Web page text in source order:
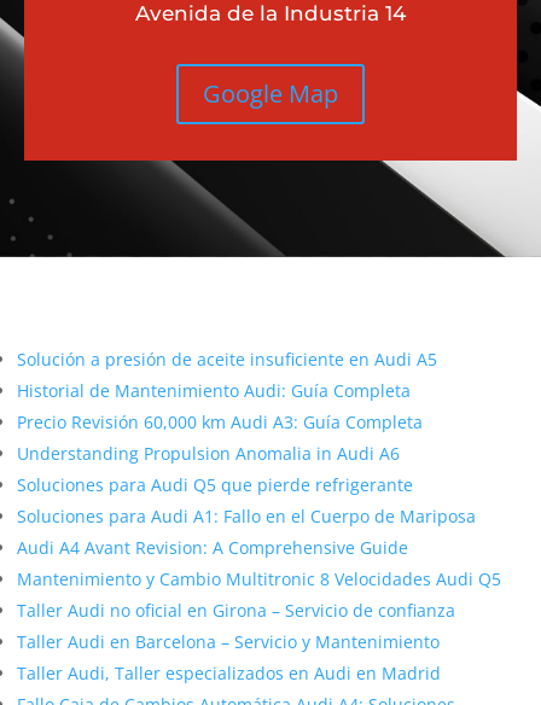
Avenida de la Industria 14
Google Map
Solución a presión de aceite insuficiente en Audi A5
Historial de Mantenimiento Audi: Guía Completa
Precio Revisión 60,000 km Audi A3: Guía Completa
Understanding Propulsion Anomalia in Audi A6
Soluciones para Audi Q5 que pierde refrigerante
Soluciones para Audi A1: Fallo en el Cuerpo de Mariposa
Audi A4 Avant Revision: A Comprehensive Guide
Mantenimiento y Cambio Multitronic 8 Velocidades Audi Q5
Taller Audi no oficial en Girona – Servicio de confianza
Taller Audi en Barcelona – Servicio y Mantenimiento
Taller Audi, Taller especializados en Audi en Madrid